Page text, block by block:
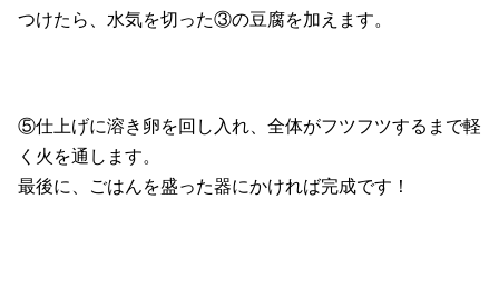
つけたら、水気を切った③の豆腐を加えます。
⑤仕上げに溶き卵を回し入れ、全体がフツフツするまで軽
く火を通します。
最後に、ごはんを盛った器にかければ完成です！